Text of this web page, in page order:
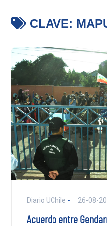
CLAVE:
Diario UChile 26-08-
Acuerdo entre